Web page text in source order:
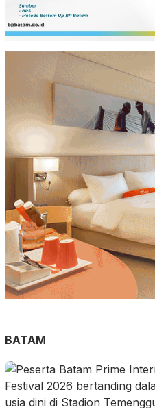
BATAM